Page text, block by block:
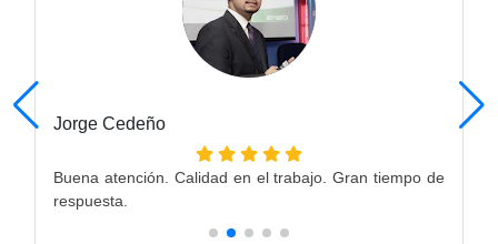
Jorge Cedeño
Buena atención. Calidad en el trabajo. Gran tiempo de
respuesta.